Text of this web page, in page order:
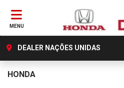
MENU
DEALER NAÇÕES UNIDAS
HONDA